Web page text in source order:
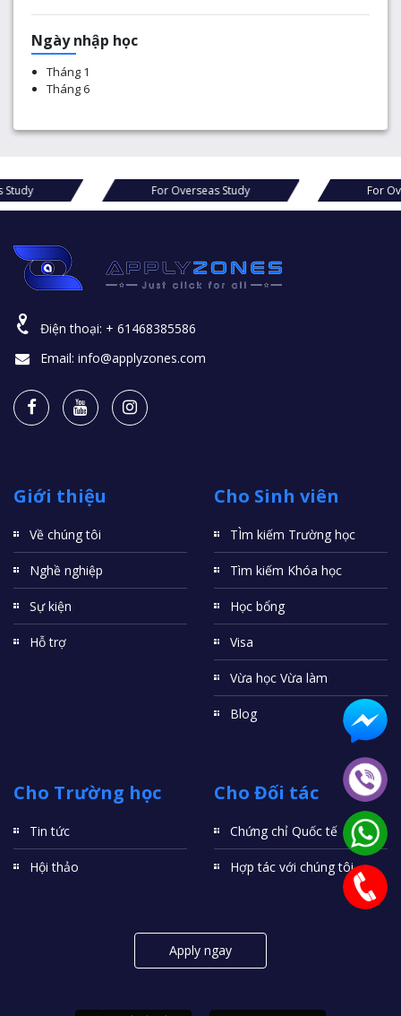
Ngày nhập học
Tháng 1
Tháng 6
For Overseas Study For Overseas Study
Điện thoại: + 61468385586
Email: info@applyzones.com
Giới thiệu
Về chúng tôi
Nghề nghiệp
Sự kiện
Hỗ trợ
Cho Sinh viên
TÌm kiếm Trường học
Tìm kiếm Khóa học
Học bổng
Visa
Vừa học Vừa làm
Blog
Cho Trường học
Tin tức
Hội thảo
Cho Đối tác
Chứng chỉ Quốc tế
Hợp tác với chúng tôi
Apply ngay